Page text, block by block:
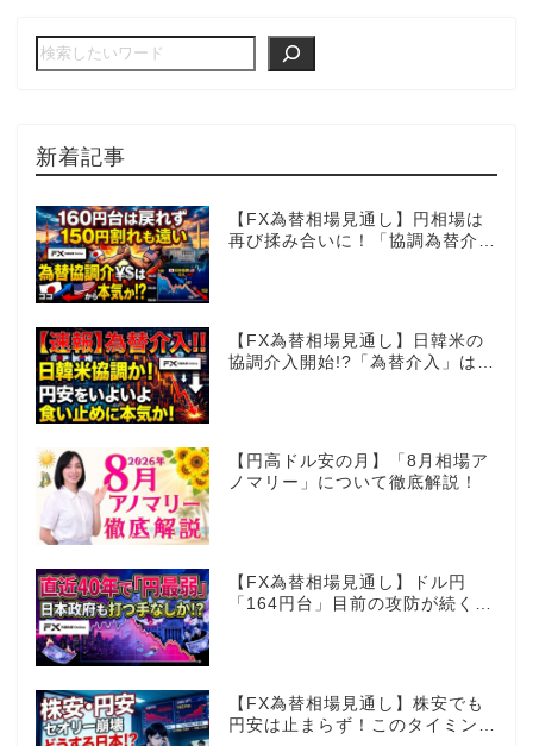
新着記事
【FX為替相場見通し】円相場は
再び揉み合いに！「協調為替介
【FX為替相場見通し】日韓米の
協調介入開始!?「為替介入」はコ
【円高ドル安の月】「8月相場ア
ノマリー」について徹底解説！
【FX為替相場見通し】ドル円
「164円台」目前の攻防が続く！
【FX為替相場見通し】株安でも
円安は止まらず！このタイミング